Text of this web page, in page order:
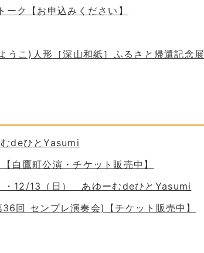
ク【お申込みください】
こ)人形［深山和紙］ふるさと帰還記念
deひとYasumi
白鷹町公演・チケット販売中】
12/13（日） あゆーむdeひとYasumi
回 センプレ演奏会)【チケット販売中】